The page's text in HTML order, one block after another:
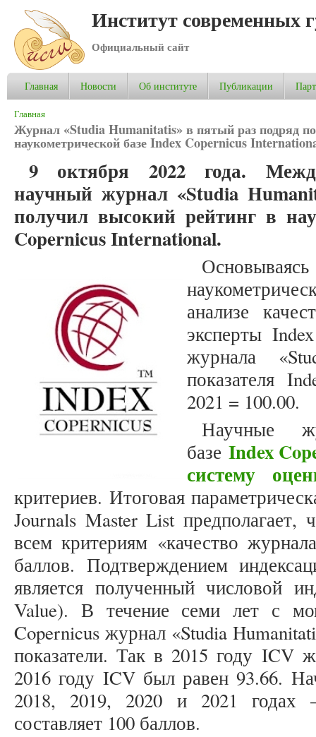
Институт современных
Официальный сайт
Главная Новости Об институте Публикации
Вы здесь
Главная
Журнал «Studia Humanitatis» в пятый раз подряд
наукометрической базе Index Copernicus
9 октября 2022 года.
научный журнал «Studia
получил высокий рейтинг в
Copernicus International.
анализе
эксперты
журнала
показателя
2021 = 100.00.
Научные
базе Index
систему
критериев. Итоговая
Journals Master List предполагает,
всем критериям «качество
баллов. Подтверждением
является полученный числовой
Value). В течение семи лет с
Copernicus журнал «Studia
показатели. Так в 2015 году ICV
2016 году ICV был равен 93.66.
2018, 2019, 2020 и 2021 годах
составляет 100 баллов.